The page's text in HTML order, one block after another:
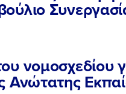
νομοσχεδίου
Ανώτατης